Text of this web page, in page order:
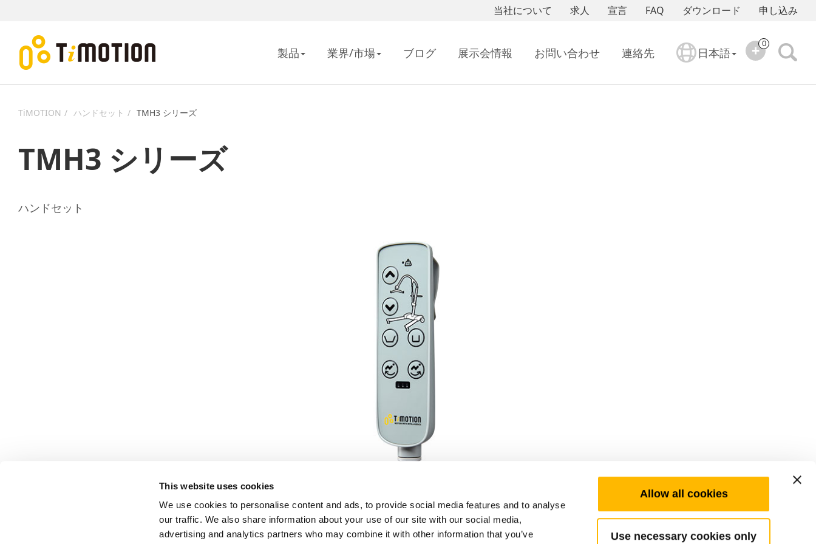
This website uses cookies
We use cookies to personalise content and ads, to provide social media features and to analyse
our traffic. We also share information about your use of our site with our social media,
advertising and analytics partners who may combine it with other information that you’ve
Allow all cookies
Use necessary cookies only
申し込み
ダウンロード
FAQ
宣言
求人
当社について
製品 業界/市場 ブログ 展示会情報 お問い合わせ 連絡先 日本語
0
TiMOTION ハンドセット TMH3 シリーズ
TMH3 シリーズ
ハンドセット